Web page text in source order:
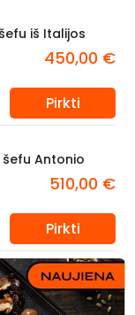
iš Italijos
450,00 €
Pirkti
Antonio
510,00 €
Pirkti